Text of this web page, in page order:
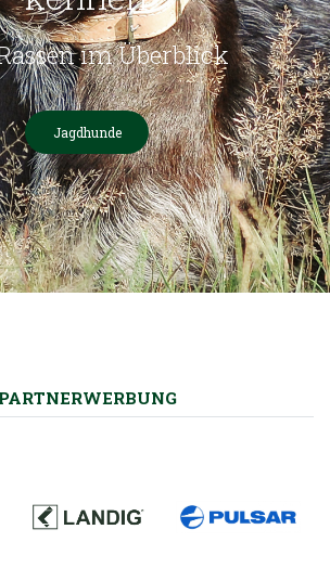
im Überblick
Jagdhunde
PARTNERWERBUNG